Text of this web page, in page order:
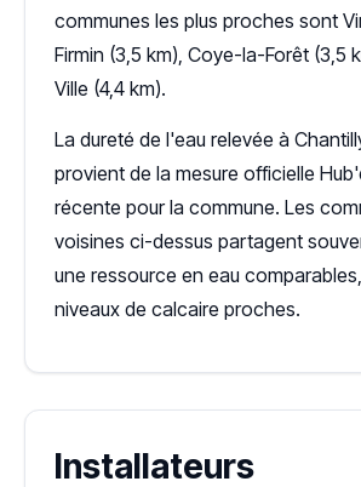
communes les plus proches sont
Firmin (3,5 km), Coye-la-Forêt (3,5
Ville (4,4 km).
La dureté de l'eau relevée à
provient de la mesure officielle
récente pour la commune. Les
voisines ci-dessus partagent
une ressource en eau
niveaux de calcaire proches.
Installateurs